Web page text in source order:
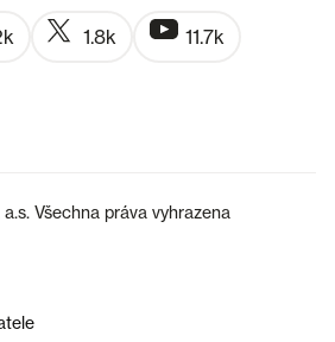
1.8k 11.7k
Všechna práva vyhrazena